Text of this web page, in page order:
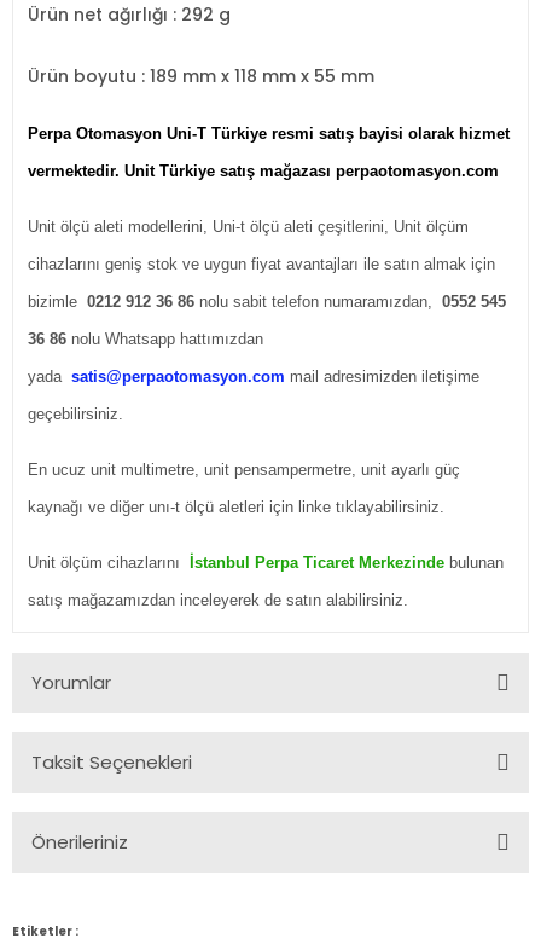
Ürün net ağırlığı : 292 g
Ürün boyutu : 189 mm x 118 mm x 55 mm
Perpa Otomasyon Uni-T Türkiye resmi satış bayisi olarak hizmet
vermektedir. Unit Türkiye satış mağazası perpaotomasyon.com
Unit ölçü aleti modellerini, Uni-t ölçü aleti çeşitlerini, Unit ölçüm
cihazlarını geniş stok ve uygun fiyat avantajları ile satın almak için
bizimle 0212 912 36 86 nolu sabit telefon numaramızdan, 0552 545
36 86 nolu Whatsapp hattımızdan
yada satis@perpaotomasyon.com mail adresimizden iletişime
geçebilirsiniz.
En ucuz unit multimetre, unit pensampermetre, unit ayarlı güç
kaynağı ve diğer unı-t ölçü aletleri için linke tıklayabilirsiniz.
Unit ölçüm cihazlarını İstanbul Perpa Ticaret Merkezinde bulunan
satış mağazamızdan inceleyerek de satın alabilirsiniz.
Yorumlar
Taksit Seçenekleri
Önerileriniz
konularda yetersiz gördüğünüz noktaları öneri formunu
Etiketler :